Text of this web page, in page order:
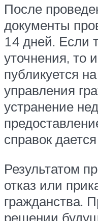
После
документы
14 дней. Если
уточнения, то
публикуется
управления
устранение
справок
Результатом
отказ или
гражданства.
решении